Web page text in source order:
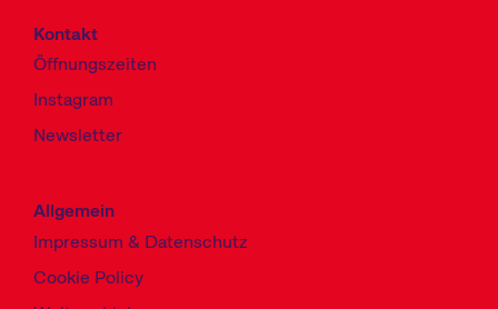
Kontakt
Öffnungszeiten
Instagram
Newsletter
Allgemein
Impressum & Datenschutz
Cookie Policy